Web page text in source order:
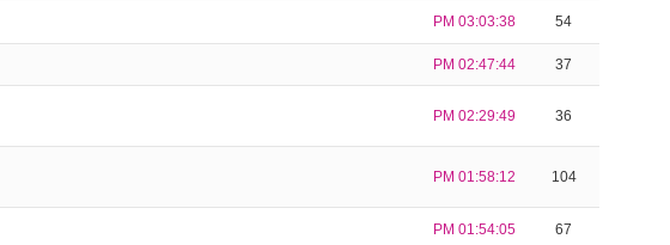
PM 03:03:38 54
PM 02:47:44 37
PM 02:29:49 36
PM 01:58:12 104
PM 01:54:05 67